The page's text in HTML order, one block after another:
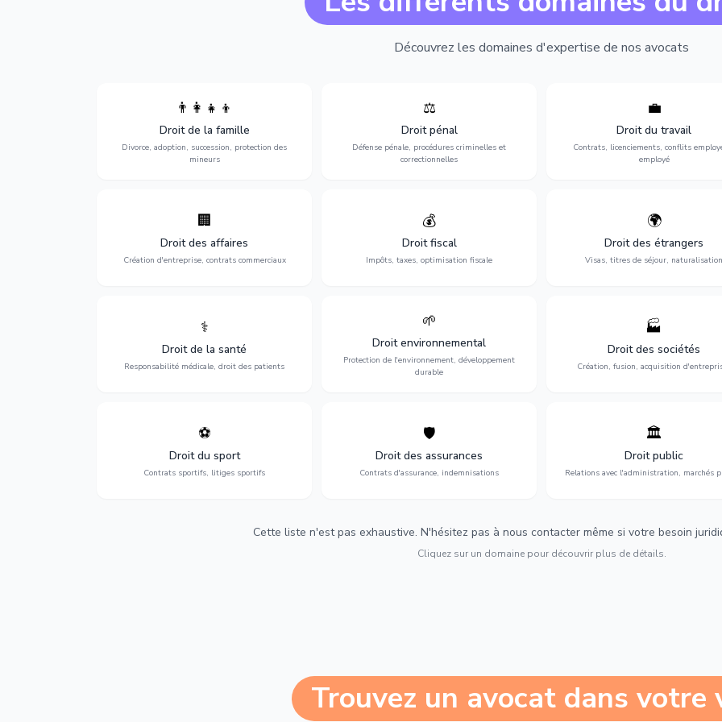
Découvrez les domaines d'expertise de nos avocats
👨‍👩‍👧‍👦
Droit de la famille
Divorce, adoption, succession, protection des
mineurs
succession et protection des personnes
vulnérables.
⚖️
Droit pénal
Défense pénale, procédures criminelles et
correctionnelles
Expertise en matière pénale, de
l'assistance en garde à vue jusqu'au
procès, pour toute affaire correctionnelle
ou criminelle.
💼
Droit du travail
Contrats, licenciements, conflits
employé
Protection de vos droits au
contrats, licenciements,
discrimination et conflits avec
l'employeur.
🏢
Droit des affaires
Création d'entreprise, contrats commerciaux
Accompagnement complet pour votre
entreprise : création, contrats
commerciaux, concurrence et litiges.
💰
Droit fiscal
Impôts, taxes, optimisation fiscale
Optimisation de votre situation fiscale :
déclarations, contentieux, contrôles
fiscaux et planification.
🌍
Droit des étrangers
Visas, titres de séjour, naturalisation
Obtention de vos droits de séjour :
cartes de séjour, regroupement
naturalisation.
⚕️
Droit de la santé
Responsabilité médicale, droit des patients
Défense de vos droits médicaux : erreurs
médicales, responsabilité des praticiens
et indemnisation.
🌱
Droit environnemental
Protection de l'environnement, développement
durable
environnementale, litiges et
développement durable.
🏭
Droit des sociétés
Création, fusion, acquisition
Structuration de votre société :
fusion-acquisition, gouvernance
restructuration.
⚽
Droit du sport
Contrats sportifs, litiges sportifs
Expertise en droit sportif : contrats de
sportifs, transferts, sponsoring et
contentieux.
🛡️
Droit des assurances
Contrats d'assurance, indemnisations
Défense de vos intérêts : contrats
d'assurance, sinistres et indemnisations
optimales.
🏛️
Droit public
Relations avec l'administration, marchés
Gestion de vos relations avec
l'administration : marchés
urbanisme et contentieux.
Cette liste n'est pas exhaustive. N'hésitez pas à nous contacter même si votre besoin
Cliquez sur un domaine pour découvrir plus de détails.
Trouvez un avocat dans votre